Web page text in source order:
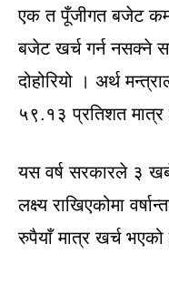
एक त पूँजीगत बजेट कम
बजेट खर्च गर्न नसक्ने
दोहोरियो । अर्थ
५९.१३ प्रतिशत
यस वर्ष सरकारले ३
लक्ष्य राखिएकोमा
रुपैयाँ मात्र खर्च